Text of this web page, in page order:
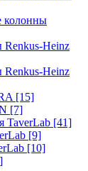
колонны
Renkus-Heinz
Renkus-Heinz
[15]
[7]
TaverLab [41]
[9]
[10]